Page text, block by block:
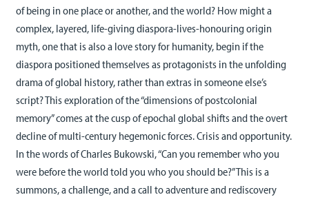
of being in one place or another, and the world? How might a
complex, layered, life-giving diaspora-lives-honouring origin
myth, one that is also a love story for humanity, begin if the
diaspora positioned themselves as protagonists in the unfolding
drama of global history, rather than extras in someone else’s
script? This exploration of the “dimensions of postcolonial
memory” comes at the cusp of epochal global shifts and the overt
decline of multi-century hegemonic forces. Crisis and opportunity.
In the words of Charles Bukowski, “Can you remember who you
were before the world told you who you should be?” This is a
summons, a challenge, and a call to adventure and rediscovery